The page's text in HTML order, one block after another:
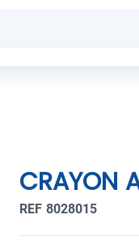
CRAYON
REF 8028015